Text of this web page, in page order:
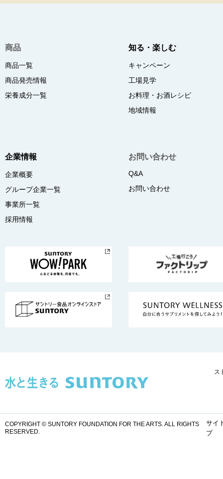
商品
商品一覧
商品発売情報
栄養成分一覧
知る・楽しむ
キャンペーン
工場見学
お料理・お酒レシピ
地域情報
企業情報
企業概要
グループ企業一覧
事業所一覧
採用情報
お問い合わせ
Q&A
お問い合わせ
ス
COPYRIGHT © SUNTORY FOUNDATION FOR THE ARTS.ALL RIGHTS
RESERVED.
サイ
プ